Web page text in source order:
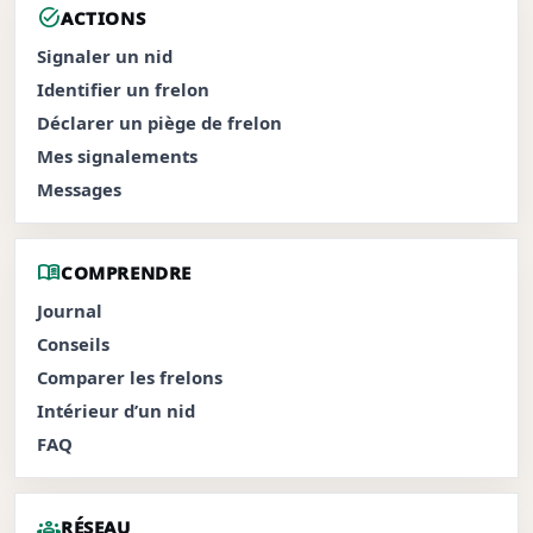
task_altACTIONS
Signaler un nid
Identifier un frelon
Déclarer un piège de frelon
Mes signalements
Messages
menu_bookCOMPRENDRE
Journal
Conseils
Comparer les frelons
Intérieur d’un nid
FAQ
groupsRÉSEAU